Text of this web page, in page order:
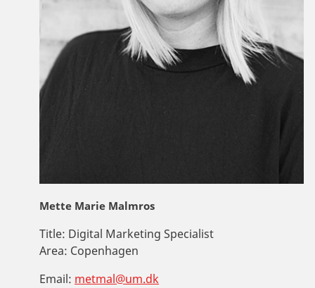
Mette Marie Malmros
Title: Digital Marketing Specialist
Area: Copenhagen
Email: metmal@um.dk